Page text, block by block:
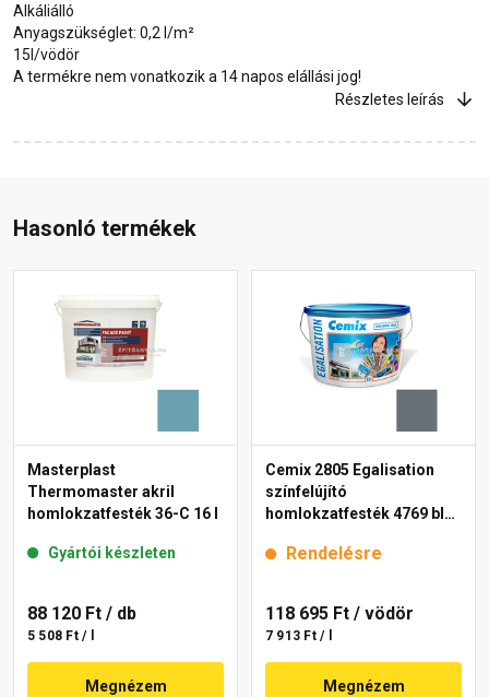
Alkáliálló
Anyagszükséglet: 0,2 l/m²
15l/vödör
A termékre nem vonatkozik a 14 napos elállási jog!
Részletes leírás
Hasonló termékek
Masterplast
Thermomaster akril
homlokzatfesték 36-C 16 l
Gyártói készleten
88 120 Ft / db
5 508 Ft / l
Megnézem
Cemix 2805 Egalisation
színfelújító
homlokzatfesték 4769 blue
Rendelésre
118 695 Ft / vödör
7 913 Ft / l
Megnézem